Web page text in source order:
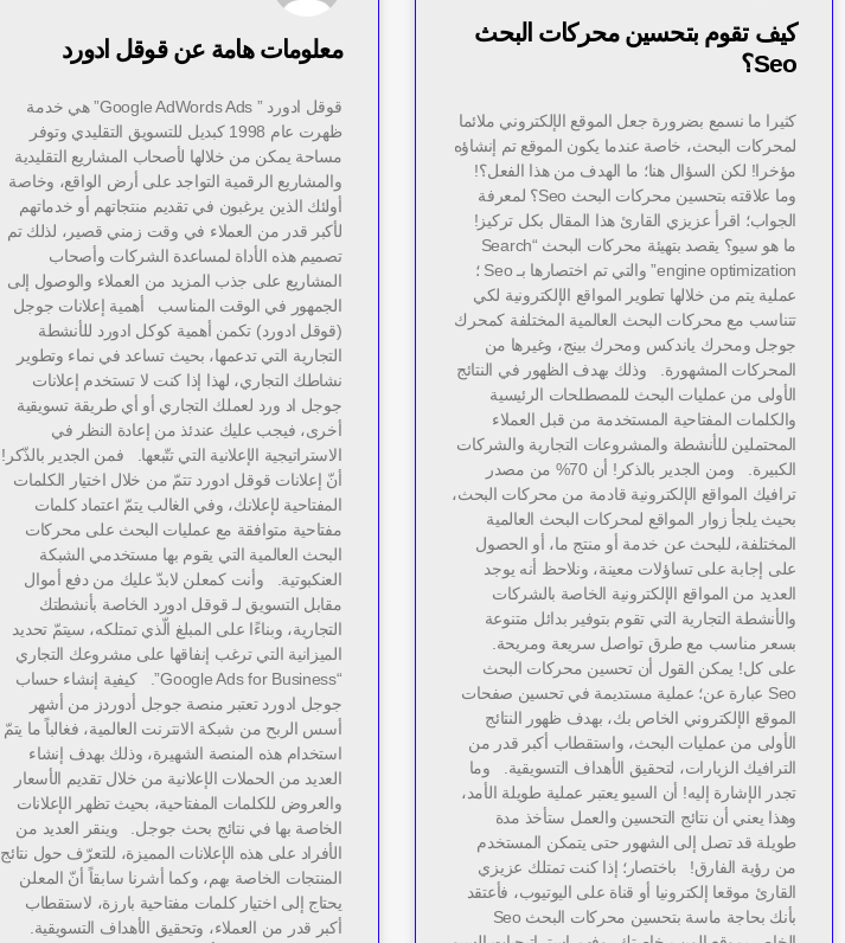
كيف تقوم بتحسين محركات البحث
Seo؟
كثيرا ما نسمع بضرورة جعل الموقع الإلكتروني ملائما
لمحركات البحث، خاصة عندما يكون الموقع تم إنشاؤه
مؤخرا! لكن السؤال هنا؛ ما الهدف من هذا الفعل؟!
وما علاقته بتحسين محركات البحث Seo؟ لمعرفة
الجواب؛ اقرأ عزيزي القارئ هذا المقال بكل تركيز!
ما هو سيو؟ يقصد بتهيئة محركات البحث “Search
engine optimization” والتي تم اختصارها بـ Seo ؛
عملية يتم من خلالها تطوير المواقع الإلكترونية لكي
تتناسب مع محركات البحث العالمية المختلفة كمحرك
جوجل ومحرك ياندكس ومحرك بينج، وغيرها من
المحركات المشهورة. وذلك بهدف الظهور في النتائج
الأولى من عمليات البحث للمصطلحات الرئيسية
والكلمات المفتاحية المستخدمة من قبل العملاء
المحتملين للأنشطة والمشروعات التجارية والشركات
الكبيرة. ومن الجدير بالذكر! أن 70% من مصدر
ترافيك المواقع الإلكترونية قادمة من محركات البحث،
بحيث يلجأ زوار المواقع لمحركات البحث العالمية
المختلفة، للبحث عن خدمة أو منتج ما، أو الحصول
على إجابة على تساؤلات معينة، ونلاحظ أنه يوجد
العديد من المواقع الإلكترونية الخاصة بالشركات
والأنشطة التجارية التي تقوم بتوفير بدائل متنوعة
بسعر مناسب مع طرق تواصل سريعة ومريحة.
على كل! يمكن القول أن تحسين محركات البحث
Seo عبارة عن؛ عملية مستديمة في تحسين صفحات
الموقع الإلكتروني الخاص بك، بهدف ظهور النتائج
الأولى من عمليات البحث، واستقطاب أكبر قدر من
الترافيك الزيارات، لتحقيق الأهداف التسويقية. وما
تجدر الإشارة إليه! أن السيو يعتبر عملية طويلة الأمد،
وهذا يعني أن نتائج التحسين والعمل ستأخذ مدة
طويلة قد تصل إلى الشهور حتى يتمكن المستخدم
من رؤية الفارق! باختصار؛ إذا كنت تمتلك عزيزي
القارئ موقعا إلكترونيا أو قناة على اليوتيوب، فأعتقد
بأنك بحاجة ماسة بتحسين محركات البحث Seo
معلومات هامة عن قوقل ادورد
قوقل ادورد ” Google AdWords Ads” هي خدمة
ظهرت عام 1998 كبديل للتسويق التقليدي وتوفر
مساحة يمكن من خلالها لأصحاب المشاريع التقليدية
والمشاريع الرقمية التواجد على أرض الواقع، وخاصة
أولئك الذين يرغبون في تقديم منتجاتهم أو خدماتهم
لأكبر قدر من العملاء في وقت زمني قصير، لذلك تم
تصميم هذه الأداة لمساعدة الشركات وأصحاب
المشاريع على جذب المزيد من العملاء والوصول إلى
الجمهور في الوقت المناسب أهمية إعلانات جوجل
(قوقل ادورد) تكمن أهمية كوكل ادورد للأنشطة
التجارية التي تدعمها، بحيث تساعد في نماء وتطوير
نشاطك التجاري، لهذا إذا كنت لا تستخدم إعلانات
جوجل اد ورد لعملك التجاري أو أي طريقة تسويقية
أخرى، فيجب عليك عندئذ من إعادة النظر في
الاستراتيجية الإعلانية التي تتّبعها. فمن الجدير بالذّكر!
أنّ إعلانات قوقل ادورد تتمّ من خلال اختيار الكلمات
المفتاحية لإعلانك، وفي الغالب يتمّ اعتماد كلمات
مفتاحية متوافقة مع عمليات البحث على محركات
البحث العالمية التي يقوم بها مستخدمي الشبكة
العنكبوتية. وأنت كمعلن لابدّ عليك من دفع أموال
مقابل التسويق لـ قوقل ادورد الخاصة بأنشطتك
التجارية، وبناءًا على المبلغ الّذي تمتلكه، سيتمّ تحديد
الميزانية التي ترغب إنفاقها على مشروعك التجاري
“Google Ads for Business”. كيفية إنشاء حساب
جوجل ادورد تعتبر منصة جوجل أدوردز من أشهر
أسس الربح من شبكة الانترنت العالمية، فغالباً ما يتمّ
استخدام هذه المنصة الشهيرة، وذلك بهدف إنشاء
العديد من الحملات الإعلانية من خلال تقديم الأسعار
والعروض للكلمات المفتاحية، بحيث تظهر الإعلانات
الخاصة بها في نتائج بحث جوجل. وينقر العديد من
الأفراد على هذه الإعلانات المميزة، للتعرّف حول نتائج
المنتجات الخاصة بهم، وكما أشرنا سابقاً أنّ المعلن
يحتاج إلى اختيار كلمات مفتاحية بارزة، لاستقطاب
أكبر قدر من العملاء، وتحقيق الأهداف التسويقية.